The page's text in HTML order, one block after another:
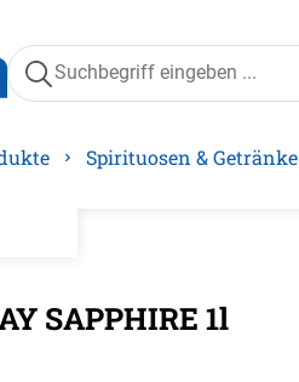
springen
Spirituosen & Getränke
SAPPHIRE 1l